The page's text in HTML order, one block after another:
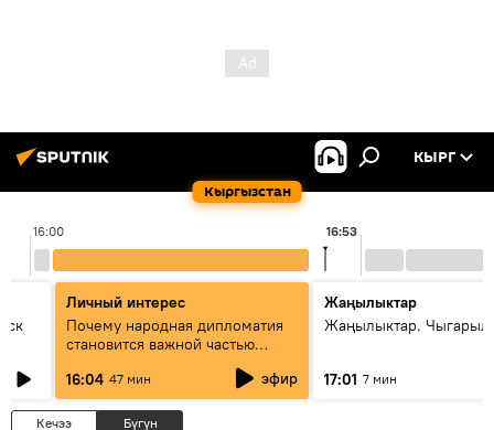
Кыргызстан
КЫРГ
16:00 16:53
Личный интерес
Почему народная дипломатия
становится важной частью
сотрудничества
16:04 47 мин эфир
Жаңылыктар
Жаңылыктар.
17:01 7 мин
Кечээ Бүгүн